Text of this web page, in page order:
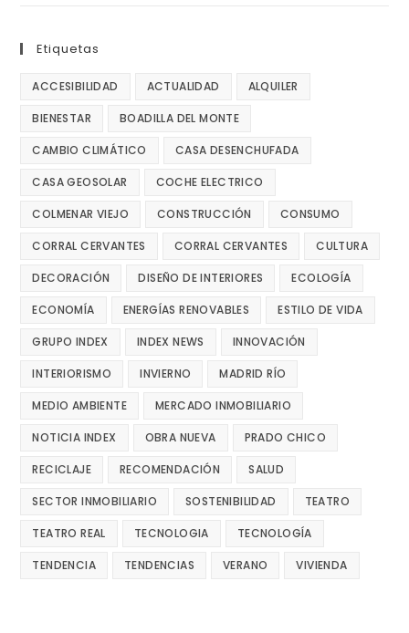
Etiquetas
ACCESIBILIDAD ACTUALIDAD ALQUILER
BIENESTAR BOADILLA DEL MONTE
CAMBIO CLIMÁTICO CASA DESENCHUFADA
CASA GEOSOLAR COCHE ELECTRICO
COLMENAR VIEJO CONSTRUCCIÓN CONSUMO
CORRAL CERVANTES CORRAL CERVANTES CULTURA
DECORACIÓN DISEÑO DE INTERIORES ECOLOGÍA
ECONOMÍA ENERGÍAS RENOVABLES ESTILO DE VIDA
GRUPO INDEX INDEX NEWS INNOVACIÓN
INTERIORISMO INVIERNO MADRID RÍO
MEDIO AMBIENTE MERCADO INMOBILIARIO
NOTICIA INDEX OBRA NUEVA PRADO CHICO
RECICLAJE RECOMENDACIÓN SALUD
SECTOR INMOBILIARIO SOSTENIBILIDAD TEATRO
TEATRO REAL TECNOLOGIA TECNOLOGÍA
TENDENCIA TENDENCIAS VERANO VIVIENDA